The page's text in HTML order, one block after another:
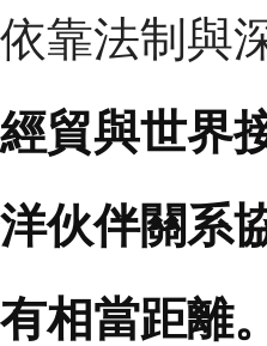
依靠法制與
經貿與世界
洋伙伴關系
有相當距離。